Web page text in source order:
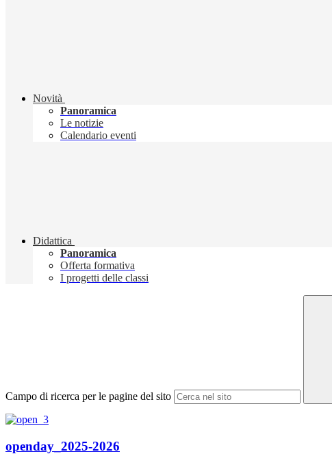
Novità
Panoramica
Le notizie
Calendario eventi
Didattica
Panoramica
Offerta formativa
I progetti delle classi
Campo di ricerca per le pagine del sito
openday_2025-2026